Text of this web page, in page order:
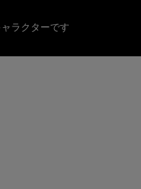
ラクターです